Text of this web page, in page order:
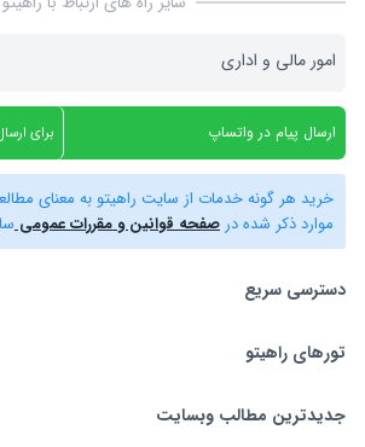
امور مالی و اداری
ارسال پیام در واتساپ برای
خرید هر گونه خدمات از سایت راهیتو به معنای
موارد ذکر شده در صفحه قوانین و مقررات عمومی
دسترسی سریع
بلیط هواپیما
تورهای راهیتو
تورهای راهیتو
تور استانبول
جدیدترین مطالب وبسایت